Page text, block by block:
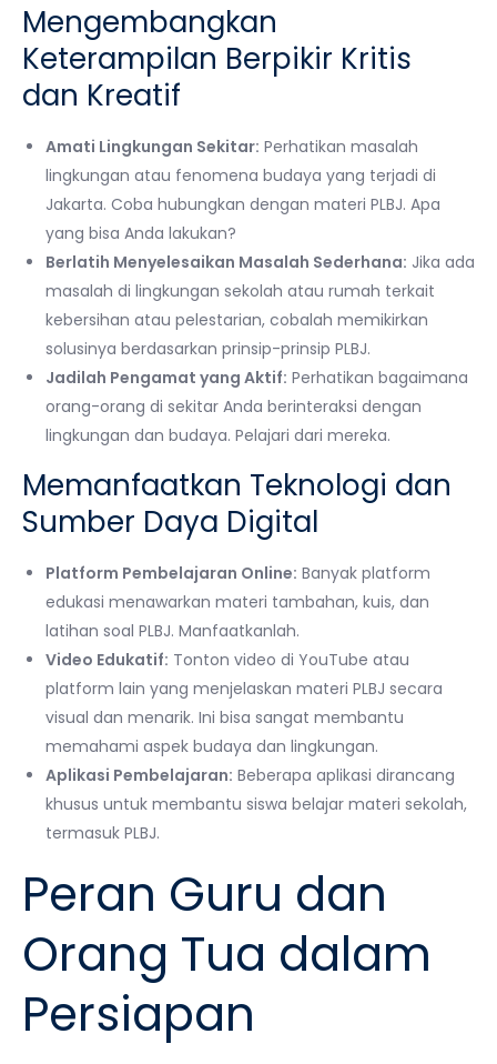
Mengembangkan
Keterampilan Berpikir Kritis
dan Kreatif
Amati Lingkungan Sekitar: Perhatikan masalah
lingkungan atau fenomena budaya yang terjadi di
Jakarta. Coba hubungkan dengan materi PLBJ. Apa
yang bisa Anda lakukan?
Berlatih Menyelesaikan Masalah Sederhana: Jika ada
masalah di lingkungan sekolah atau rumah terkait
kebersihan atau pelestarian, cobalah memikirkan
solusinya berdasarkan prinsip-prinsip PLBJ.
Jadilah Pengamat yang Aktif: Perhatikan bagaimana
orang-orang di sekitar Anda berinteraksi dengan
lingkungan dan budaya. Pelajari dari mereka.
Memanfaatkan Teknologi dan
Sumber Daya Digital
Platform Pembelajaran Online: Banyak platform
edukasi menawarkan materi tambahan, kuis, dan
latihan soal PLBJ. Manfaatkanlah.
Video Edukatif: Tonton video di YouTube atau
platform lain yang menjelaskan materi PLBJ secara
visual dan menarik. Ini bisa sangat membantu
memahami aspek budaya dan lingkungan.
Aplikasi Pembelajaran: Beberapa aplikasi dirancang
khusus untuk membantu siswa belajar materi sekolah,
termasuk PLBJ.
Peran Guru dan
Orang Tua dalam
Persiapan